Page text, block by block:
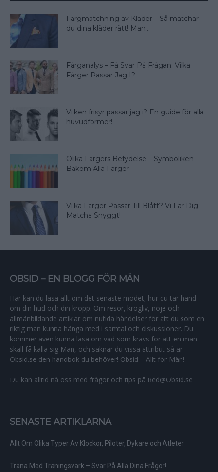
Färgmatchning av Kläder – Så matchar
du dina kläder rätt! Man...
Färganalys – Få Svar På Frågan: Vilka
Färger Passar Jag I?
Vilken frisyr passar jag i? En guide för alla
huvudformer!
Olika Färgers Betydelse – Symboliken
Bakom Alla Färger
Vilka Färger Passar Till Blått? Vi Lär Dig
Matcha Snyggt!
OBSID – EN BLOGG FÖR MÄN
Här kan du läsa allt om det senaste modet, hur du tar hand
om din hud och din kropp. Om resor, krogliv, nöje och
allmänbildande artiklar om nutida händelser för att du som en
riktig man kunna hänga med i samtal och diskussioner. Du
kommer även kunna läsa om vad som krävs för att en man
skall få kalla sig Man, och saknar du vissa attribut så är
Obsid.se den handbok du behöver! Obsid – Allt för Män!
Du kan alltid nå oss med frågor och tips på Red@Obsid.se
SENASTE ARTIKLARNA
Allt Om Olika Typer Av Klockor, Piloter, Dykare och Atleter
Träna Med Träningsvärk – Svar På Alla Dina Frågor!